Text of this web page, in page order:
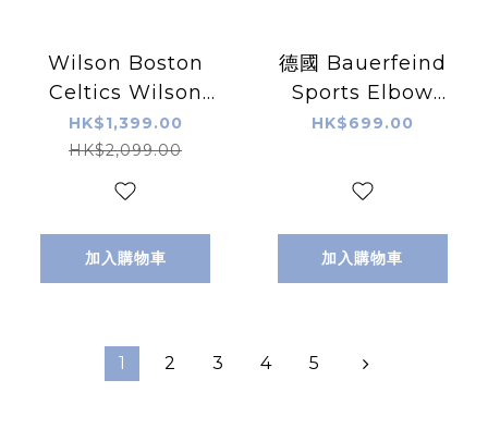
Wilson Boston
Celtics Wilson
2024 NBA Finals
Champion
Collectors
Basketball 2024
NBA 總決賽冠軍收
HK$1,399.00
HK$2,099.00
加入購物車
德國 Bauerfeind
Sports Elbow
Support 運動護肘
HK$699.00
加入購物車
1 2 3 4 5